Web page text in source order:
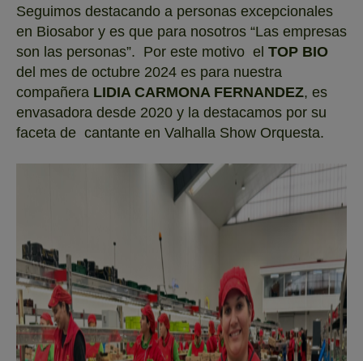
Seguimos destacando a personas excepcionales
en Biosabor y es que para nosotros “Las empresas
son las personas”. Por este motivo el TOP BIO
del mes de octubre 2024 es para nuestra
compañera LIDIA CARMONA FERNANDEZ, es
envasadora desde 2020 y la destacamos por su
faceta de cantante en Valhalla Show Orquesta.